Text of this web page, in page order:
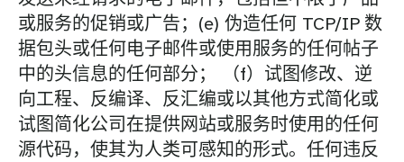
或服务的促销或广告；(e) 伪造任何 TCP/IP 数
据包头或任何电子邮件或使用服务的任何帖子
中的头信息的任何部分； （f）试图修改、逆
向工程、反编译、反汇编或以其他方式简化或
试图简化公司在提供网站或服务时使用的任何
源代码，使其为人类可感知的形式。任何违反